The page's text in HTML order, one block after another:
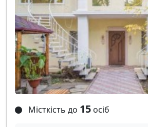
Місткість до 15 осіб